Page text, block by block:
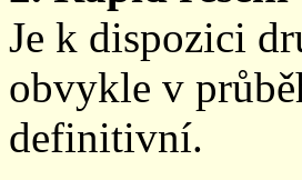
Je k dispozici
obvykle v
definitivní.